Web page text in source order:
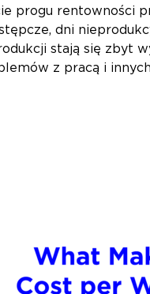
progu rentowności
dni
stają się zbyt
z pracą i